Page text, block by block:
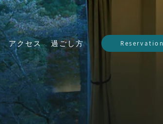
アクセス 過ごし方 Reservation